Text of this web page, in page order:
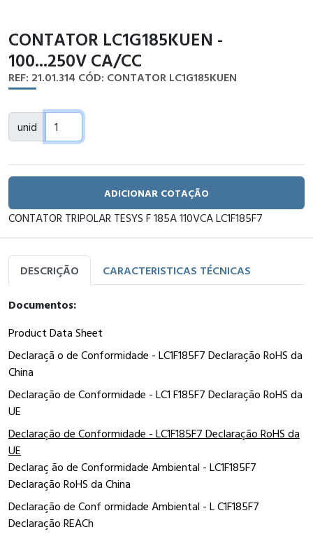
CONTATOR LC1G185KUEN -
100...250V CA/CC
REF: 21.01.314 CÓD: CONTATOR LC1G185KUEN
unid
ADICIONAR COTAÇÃO
CONTATOR TRIPOLAR TESYS F 185A 110VCA LC1F185F7
DESCRIÇÃO CARACTERISTICAS TÉCNICAS
Documentos:
Product Data Sheet
Declaraçã o de Conformidade - LC1F185F7 Declaração RoHS da
China
Declaração de Conformidade - LC1 F185F7 Declaração RoHS da
UE
Declaração de Conformidade - LC1F185F7 Declaração RoHS da
UE
Declaraç ão de Conformidade Ambiental - LC1F185F7
Declaração RoHS da China
Declaração de Conf ormidade Ambiental - L C1F185F7
Declaração REACh